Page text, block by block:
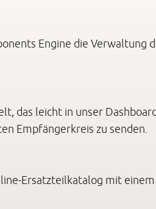
Engine die Verwaltung
das leicht in unser
Empfängerkreis zu senden.
Ersatzteilkatalog mit